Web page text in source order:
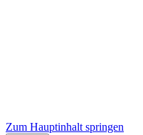
Zum Hauptinhalt springen